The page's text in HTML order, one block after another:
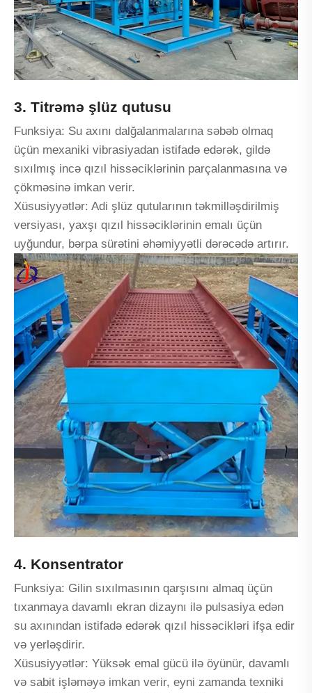
3. Titrəmə şlüz qutusu
Funksiya: Su axını dalğalanmalarına səbəb olmaq
üçün mexaniki vibrasiyadan istifadə edərək, gildə
sıxılmış incə qızıl hissəciklərinin parçalanmasına və
çökməsinə imkan verir.
Xüsusiyyətlər: Adi şlüz qutularının təkmilləşdirilmiş
versiyası, yaxşı qızıl hissəciklərinin emalı üçün
uyğundur, bərpa sürətini əhəmiyyətli dərəcədə artırır.
4. Konsentrator
Funksiya: Gilin sıxılmasının qarşısını almaq üçün
tıxanmaya davamlı ekran dizaynı ilə pulsasiya edən
su axınından istifadə edərək qızıl hissəcikləri ifşa edir
və yerləşdirir.
Xüsusiyyətlər: Yüksək emal gücü ilə öyünür, davamlı
və sabit işləməyə imkan verir, eyni zamanda texniki